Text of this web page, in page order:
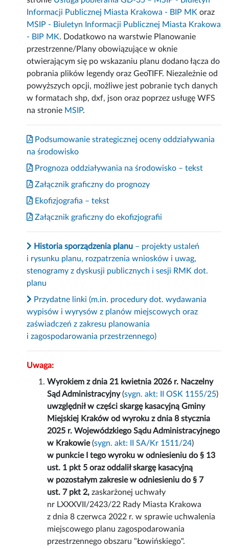
Informacji Publicznej Miasta Krakowa - BIP MK oraz
MSIP - Biuletyn Informacji Publicznej Miasta Krakowa
- BIP MK. Dodatkowo na warstwie Planowanie
przestrzenne/Plany obowiązujące w oknie
otwierającym się po wskazaniu planu dodano łącza do
pobrania plików legendy oraz GeoTIFF. Niezależnie od
powyższych opcji, możliwe jest pobranie tych danych
w formatach shp, dxf, json oraz poprzez usługę WFS
na stronie MSIP.
Podsumowanie strategicznej oceny oddziaływania
na środowisko
Prognoza oddziaływania na środowisko – tekst
Załącznik graficzny do prognozy
Ekofizjografia – tekst
Załącznik graficzny do ekofizjografii
Historia sporządzenia planu – projekty ustaleń
i rysunku planu, rozpatrzenia wniosków i uwag,
stenogramy z dyskusji publicznych i sesji RMK dot.
planu
Przydatne linki (m.in. procedury dot. wydawania
wypisów i wyrysów z planów miejscowych oraz
zaświadczeń z zakresu planowania
i zagospodarowania przestrzennego)
Uwaga:
Wyrokiem z dnia 21 kwietnia 2026 r. Naczelny
Sąd Administracyjny(sygn. akt: II OSK 1155/25)
uwzględnił w części skargę kasacyjną Gminy
Miejskiej Kraków od wyroku z dnia 8 stycznia
2025 r. Wojewódzkiego Sądu Administracyjnego
w Krakowie(sygn. akt: II SA/Kr 1511/24)
w punkcie I tego wyroku w odniesieniu do § 13
ust. 1 pkt 5 oraz oddalił skargę kasacyjną
w pozostałym zakresie w odniesieniu do § 7
ust. 7 pkt 2, zaskarżonej uchwały
nr LXXXVII/2423/22 Rady Miasta Krakowa
z dnia 8 czerwca 2022 r. w sprawie uchwalenia
miejscowego planu zagospodarowania
przestrzennego obszaru "Łowińskiego".